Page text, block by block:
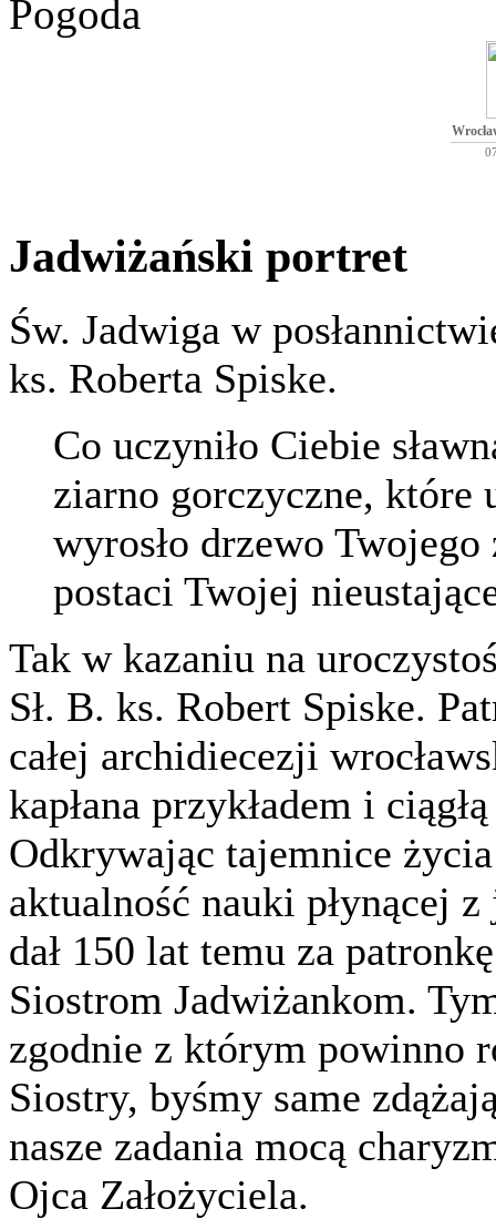
Pogoda
Jadwiżański portret
Św. Jadwiga w
ks. Roberta Spiske.
Co uczyniło Ciebie
ziarno gorczyczne, które
wyrosło drzewo
postaci Twojej
Tak w kazaniu na
Sł. B. ks. Robert Spiske.
całej archidiecezji
kapłana przykładem i
Odkrywając tajemnice
aktualność nauki płynącej
dał 150 lat temu za
Siostrom Jadwiżankom.
zgodnie z którym powinno
Siostry, byśmy same
nasze zadania mocą
Ojca Założyciela.